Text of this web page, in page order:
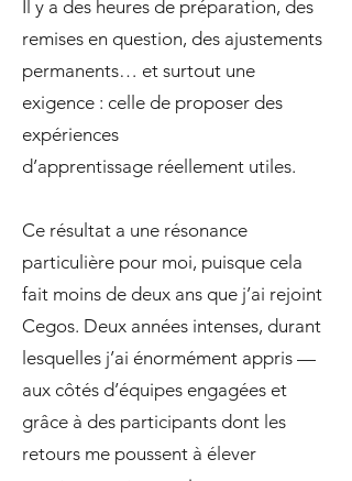
Il y a des heures de préparation, des
remises en question, des ajustements
permanents… et surtout une
exigence : celle de proposer des
expériences
d’apprentissage réellement utiles.
Ce résultat a une résonance
particulière pour moi, puisque cela
fait moins de deux ans que j’ai rejoint
Cegos. Deux années intenses, durant
lesquelles j’ai énormément appris —
aux côtés d’équipes engagées et
grâce à des participants dont les
retours me poussent à élever